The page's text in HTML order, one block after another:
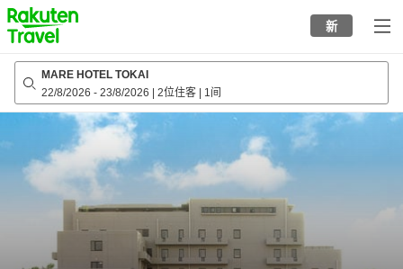
to
top
page
新
MARE HOTEL TOKAI
22/8/2026 - 23/8/2026 2位住客 1间